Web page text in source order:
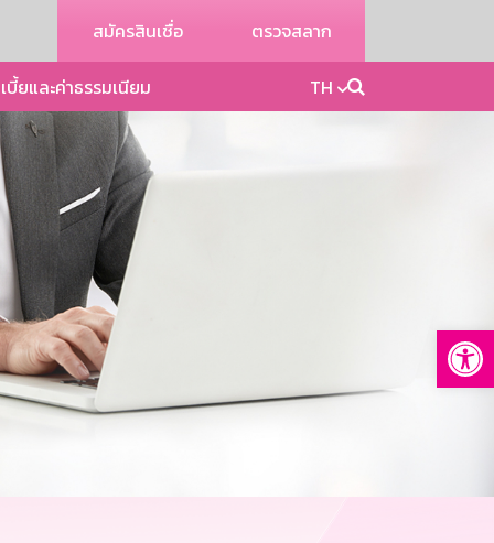
สมัครสินเชื่อ ตรวจสลาก
บี้ยและค่าธรรมเนียม TH